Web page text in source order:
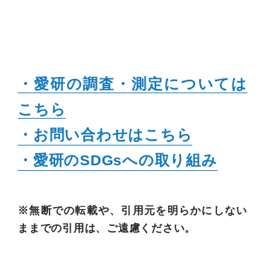
・愛研の調査・測定については
こちら
・お問い合わせはこちら
・愛研のSDGsへの取り組み
※無断での転載や、引用元を明らかにしない
ままでの引用は、ご遠慮ください。